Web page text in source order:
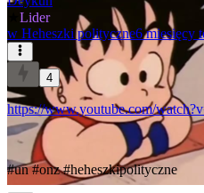
Lider
w Heheszki polityczne6 miesięcy
4
https://www.youtube.com/
#un #onz #heheszkipolityczne